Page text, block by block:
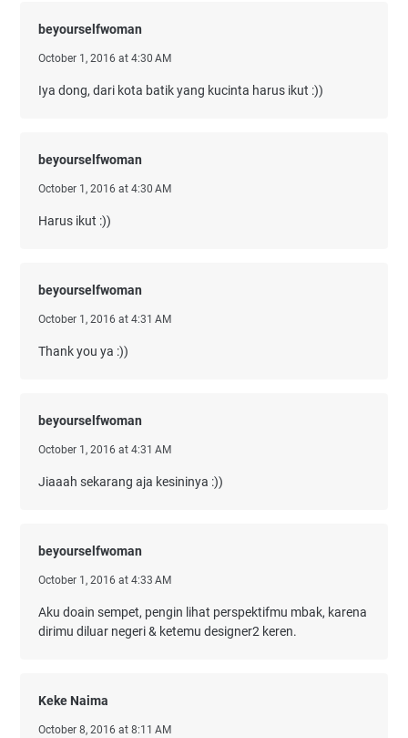
beyourselfwoman
October 1, 2016 at 4:30 AM
Iya dong, dari kota batik yang kucinta harus ikut :))
beyourselfwoman
October 1, 2016 at 4:30 AM
Harus ikut :))
beyourselfwoman
October 1, 2016 at 4:31 AM
Thank you ya :))
beyourselfwoman
October 1, 2016 at 4:31 AM
Jiaaah sekarang aja kesininya :))
beyourselfwoman
October 1, 2016 at 4:33 AM
Aku doain sempet, pengin lihat perspektifmu mbak, karena
dirimu diluar negeri & ketemu designer2 keren.
Keke Naima
October 8, 2016 at 8:11 AM